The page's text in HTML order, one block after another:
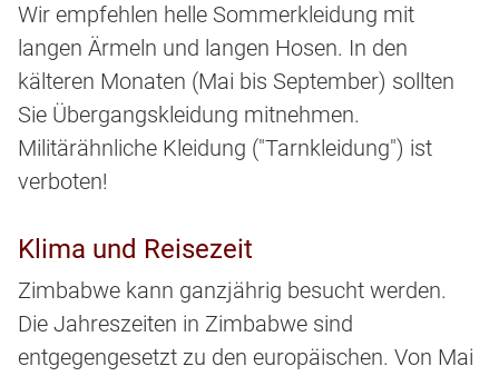
Wir empfehlen helle Sommerkleidung mit
langen Ärmeln und langen Hosen. In den
kälteren Monaten (Mai bis September) sollten
Sie Übergangskleidung mitnehmen.
Militärähnliche Kleidung ("Tarnkleidung") ist
verboten!
Klima und Reisezeit
Zimbabwe kann ganzjährig besucht werden.
Die Jahreszeiten in Zimbabwe sind
entgegengesetzt zu den europäischen. Von Mai